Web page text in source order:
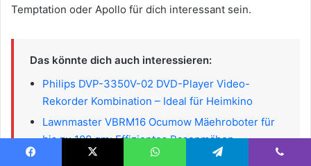
Temptation oder Apollo für dich interessant sein.
Das könnte dich auch interessieren:
Philips DVP-3350V-02 DVD-Player Video-
Rekorder Kombination – Ideal für Heimkino
Lawnmaster VBRM16 Ocumow Mäehroboter für
bis zu 100 qm: Effizientes Rasenmähen
DMOAO Tablet 10-Zoll Android